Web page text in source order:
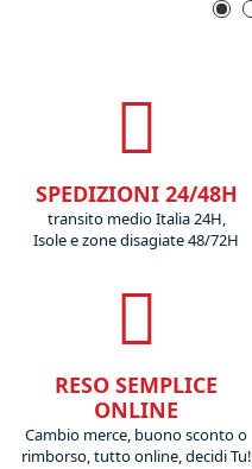
SPEDIZIONI 24/48H
transito medio Italia 24H,
Isole e zone disagiate 48/72H
RESO SEMPLICE
ONLINE
Cambio merce, buono sconto o
rimborso, tutto online, decidi Tu!